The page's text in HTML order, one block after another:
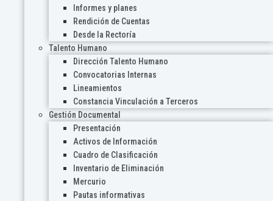
Informes y planes
Rendición de Cuentas
Desde la Rectoría
Talento Humano
Dirección Talento Humano
Convocatorias Internas
Lineamientos
Constancia Vinculación a Terceros
Gestión Documental
Presentación
Activos de Información
Cuadro de Clasificación
Inventario de Eliminación
Mercurio
Pautas informativas